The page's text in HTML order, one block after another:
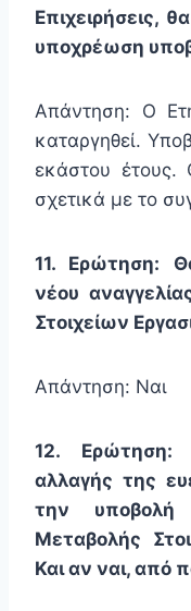
Επιχειρήσεις,
υποχρέωση
Απάντηση: Ο
καταργηθεί.
εκάστου έτους.
σχετικά με το
11. Ερώτηση:
νέου
Στοιχείων
Απάντηση: Ναι
12. Ερώτηση:
αλλαγής της
την
Μεταβολής
Και αν ναι, από